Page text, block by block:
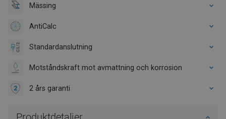
Mässing
AntiCalc
Standardanslutning
Motståndskraft mot avmattning och korrosion
2 års garanti